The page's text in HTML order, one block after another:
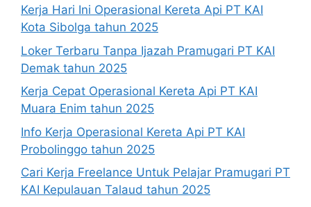
Kerja Hari Ini Operasional Kereta Api PT KAI
Kota Sibolga tahun 2025
Loker Terbaru Tanpa Ijazah Pramugari PT KAI
Demak tahun 2025
Kerja Cepat Operasional Kereta Api PT KAI
Muara Enim tahun 2025
Info Kerja Operasional Kereta Api PT KAI
Probolinggo tahun 2025
Cari Kerja Freelance Untuk Pelajar Pramugari PT
KAI Kepulauan Talaud tahun 2025